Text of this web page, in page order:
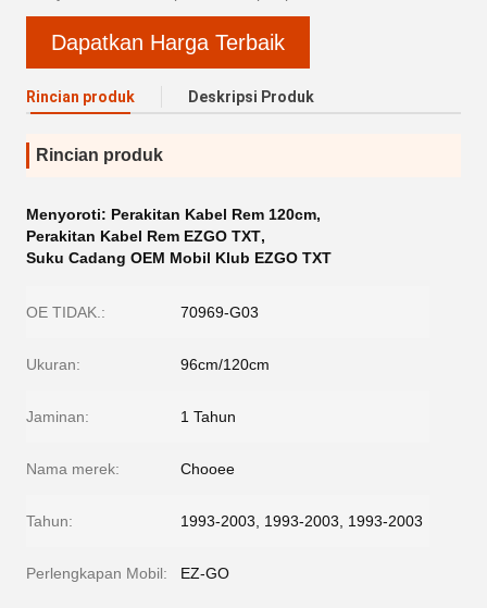
Dapatkan Harga Terbaik
Rincian produk Deskripsi Produk
Rincian produk
Menyoroti: Perakitan Kabel Rem 120cm,
Perakitan Kabel Rem EZGO TXT,
Suku Cadang OEM Mobil Klub EZGO TXT
OE TIDAK.: 70969-G03
Ukuran: 96cm/120cm
Jaminan: 1 Tahun
Nama merek: Chooee
Tahun: 1993-2003, 1993-2003, 1993-2003
Perlengkapan Mobil: EZ-GO